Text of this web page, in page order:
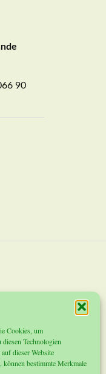
Cookies, um
Technologien
dieser Website
bestimmte Merkmale
90